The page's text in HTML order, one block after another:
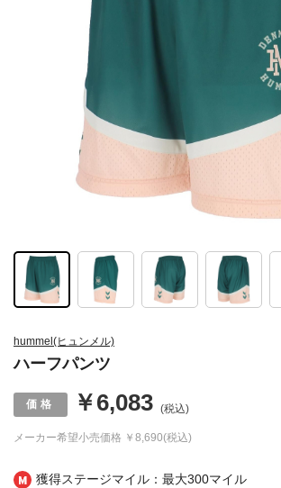
獲得ステージマイル：最大300マイル
hummel(ヒュンメル)
ハーフパンツ
メーカー希望小売価格 ￥8,690(税込)
￥6,083 (税込)